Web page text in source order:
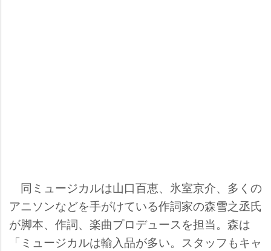
同ミュージカルは山口百恵、氷室京介、多くの
アニソンなどを手がけている作詞家の森雪之丞氏
が脚本、作詞、楽曲プロデュースを担当。森は
「ミュージカルは輸入品が多い。スタッフもキャ